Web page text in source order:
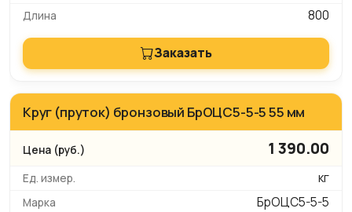
800
Заказать
Круг (пруток) бронзовый БрОЦС5-5-5 55 мм
1 390.00
кг
БрОЦС5-5-5